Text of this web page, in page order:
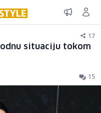
17
situaciju tokom
15